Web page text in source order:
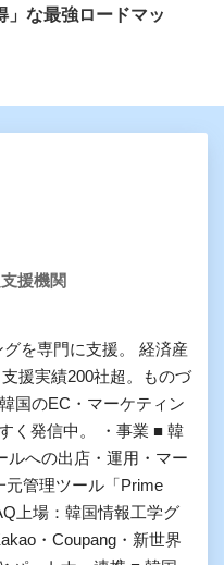
」な最強ロードマッ
援機関
を専門に支援。 経済産
援実績200社超。ものづ
国のEC・マーケティン
く発信中。 ・事業 ■ 韓
ルへの出店・運用・マー
管理ツール「Prime
上場：韓国情報工学グ
・Coupang・新世界